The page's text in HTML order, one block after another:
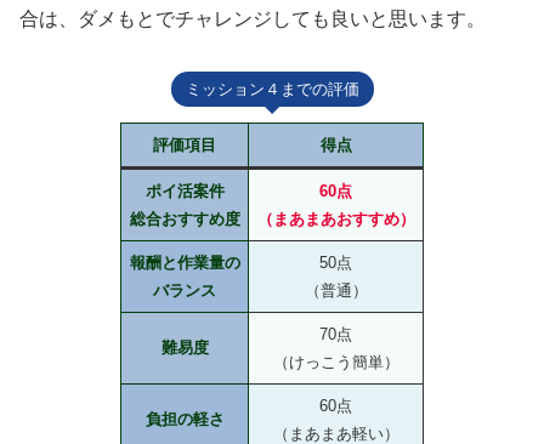
合は、ダメもとでチャレンジしても良いと思います。
ミッション４までの評価
評価項目 得点
ポイ活案件
総合おすすめ度
60点
（まあまあおすすめ）
報酬と作業量の
バランス
50点
（普通）
難易度
70点
（けっこう簡単）
負担の軽さ
60点
（まあまあ軽い）